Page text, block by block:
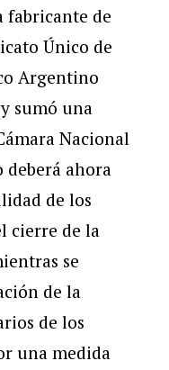
fabricante de
Único de
Argentino
sumó una
Nacional
deberá ahora
de los
cierre de la
se
de la
de los
una medida